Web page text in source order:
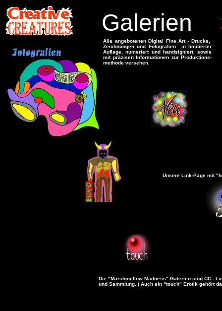
Galerien
Alle angebotenen Digital Fine Art - Drucke,
Zeichnungen und Fotografien in limitierter
Auflage, numeriert und handsigniert, sowie
mit präzisen Informationen zur Produktions-
methode versehen.
Unsere Link-Page mit
Die "Marshmellow Madness" Galerien sind CC -
und Sammlung. ( Auch ein "touch" Erotik gehört